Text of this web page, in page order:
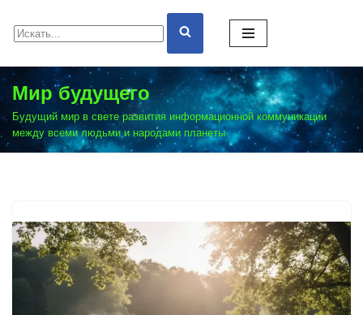
Перейти
содержимому
Мир будущего
Будущий мир в свете развития информационной коммуникации
между всеми людьми и народами планеты